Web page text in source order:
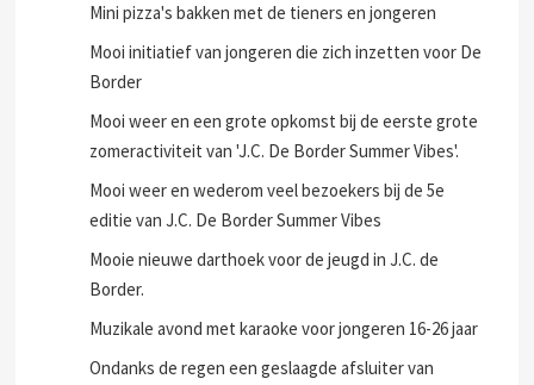
Mini pizza's bakken met de tieners en jongeren
Mooi initiatief van jongeren die zich inzetten voor De
Border
Mooi weer en een grote opkomst bij de eerste grote
zomeractiviteit van 'J.C. De Border Summer Vibes'.
Mooi weer en wederom veel bezoekers bij de 5e
editie van J.C. De Border Summer Vibes
Mooie nieuwe darthoek voor de jeugd in J.C. de
Border.
Muzikale avond met karaoke voor jongeren 16-26 jaar
Ondanks de regen een geslaagde afsluiter van